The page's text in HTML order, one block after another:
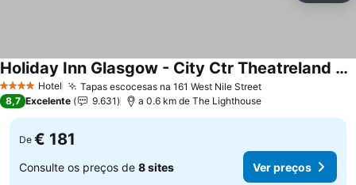
4 EstrelasHotel Tapas escocesas na 161 West Nile Street
Holiday Inn Glasgow - City Ctr Theatreland By Ihg
8,7 Excelente 9.631 a 0.6 km de The Lighthouse
De € 181
Consulte os preços de 8 sites Ver preços